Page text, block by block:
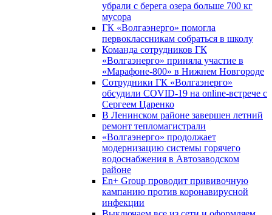
убрали с берега озера больше 700 кг
мусора
ГК «Волгаэнерго» помогла
первоклассникам собраться в школу
Команда сотрудников ГК
«Волгаэнерго» приняла участие в
«Марафоне-800» в Нижнем Новгороде
Сотрудники ГК «Волгаэнерго»
обсудили COVID-19 на online-встрече с
Сергеем Царенко
В Ленинском районе завершен летний
ремонт тепломагистрали
«Волгаэнерго» продолжает
модернизацию системы горячего
водоснабжения в Автозаводском
районе
En+ Group проводит прививочную
кампанию против коронавирусной
инфекции